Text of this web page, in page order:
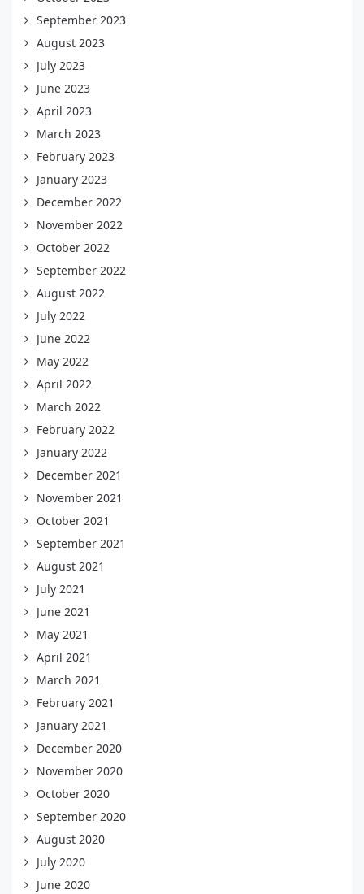
September 2023
August 2023
July 2023
June 2023
April 2023
March 2023
February 2023
January 2023
December 2022
November 2022
October 2022
September 2022
August 2022
July 2022
June 2022
May 2022
April 2022
March 2022
February 2022
January 2022
December 2021
November 2021
October 2021
September 2021
August 2021
July 2021
June 2021
May 2021
April 2021
March 2021
February 2021
January 2021
December 2020
November 2020
October 2020
September 2020
August 2020
July 2020
June 2020